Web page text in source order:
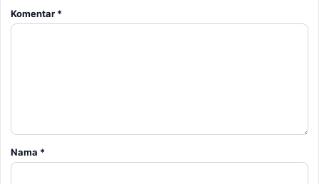
Komentar *
Nama *